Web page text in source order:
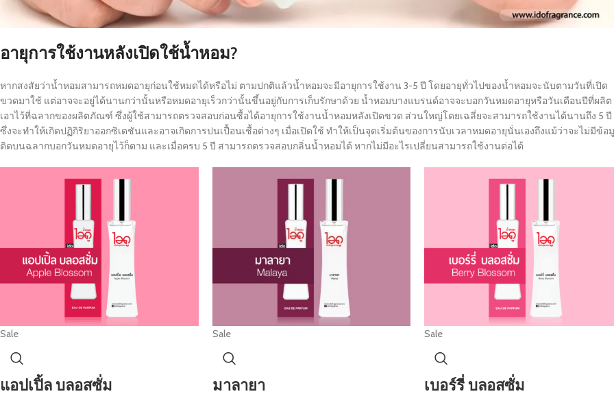
อายุการใช้งานหลังเปิดใช้น้ำหอม?
หากสงสัยว่าน้ำหอมสามารถหมดอายุก่อนใช้หมดได้หรือไม่ ตามปกติแล้วน้ำหอมจะมีอายุการใช้งาน 3-5 ปี โดยอายุทั่วไปของน้ำหอมจะนับตามวันที่เปิด
ขวดมาใช้ แต่อาจจะอยู่ได้นานกว่านั้นหรือหมดอายุเร็วกว่านั้นขึ้นอยู่กับการเก็บรักษาด้วย น้ำหอมบางแบรนด์อาจจะบอกวันหมดอายุหรือวันเดือนปีที่ผลิต
เอาไว้ที่ฉลากของผลิตภัณฑ์ ซึ่งผู้ใช้สามารถตรวจสอบก่อนซื้อได้อายุการใช้งานน้ำหอมหลังเปิดขวด ส่วนใหญ่โดยเฉลี่ยจะสามารถใช้งานได้นานถึง 5 ปี
ซึ่งจะทำให้เกิดปฏิกิริยาออกซิเดชันและอาจเกิดการปนเปื้อนเชื้อต่างๆ เมื่อเปิดใช้ ทำให้เป็นจุดเริ่มต้นของการนับเวลาหมดอายุนั่นเองถึงแม้ว่าจะไม่มีข้อ
ติดบนฉลากบอกวันหมดอายุไว้ก็ตาม และเมื่อครบ 5 ปี สามารถตรวจสอบกลิ่นน้ำหอมได้ หากไม่มีอะไรเปลี่ยนสามารถใช้งานต่อได้
Sale
แอปเปิ้ล บลอสซั่ม
Sale
มาลายา
Sale
เบอร์รี่ บลอสซั่ม